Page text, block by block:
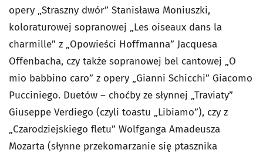
opery „Straszny dwór” Stanisława Moniuszki,
koloraturowej sopranowej „Les oiseaux dans la
charmille” z „Opowieści Hoffmanna” Jacquesa
Offenbacha, czy także sopranowej bel cantowej „O
mio babbino caro” z opery „Gianni Schicchi” Giacomo
Pucciniego. Duetów – choćby ze słynnej „Traviaty”
Giuseppe Verdiego (czyli toastu „Libiamo”), czy z
„Czarodziejskiego fletu” Wolfganga Amadeusza
Mozarta (słynne przekomarzanie się ptasznika